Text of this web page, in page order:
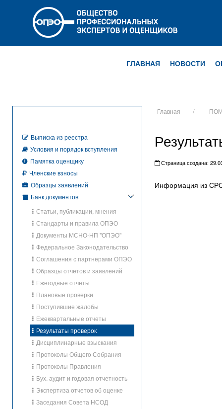
ГЛАВНАЯ НОВОСТИ
Главная
Страница создана:
Информация из
Выписка из реестра
Условия и порядок вступления
Памятка оценщику
Членские взносы
Образцы заявлений
Банк документов
Статьи, публикации, мнения
Стандарты и правила ОПЭО
Документы МСНО-НП "ОПЭО"
Федеральное Законодательство
Соглашения с партнерами ОПЭО
Образцы отчетов и заявлений
Ежегодные отчеты
Плановые проверки
Поступившие жалобы
Ежеквартальные отчеты
Результаты проверок
Дисциплинарные взыскания
Протоколы Общего Собрания
Протоколы Правления
Бух. аудит и годовая отчетность
Экспертиза отчетов об оценке
Заседания Совета НСОД